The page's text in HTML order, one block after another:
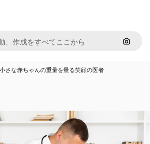
画像で
小さな赤ちゃんの重量を量る笑顔の医者